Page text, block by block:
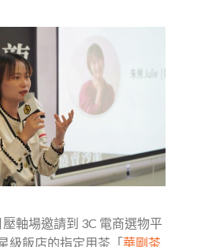
壓軸場邀請到 3C 電商選物平
級飯店的指定用茶「華剛茶